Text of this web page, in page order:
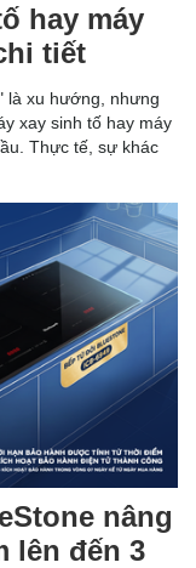
hay máy
tiết
là xu hướng, nhưng
xay sinh tố hay máy
Thực tế, sự khác
nâng
lên đến 3